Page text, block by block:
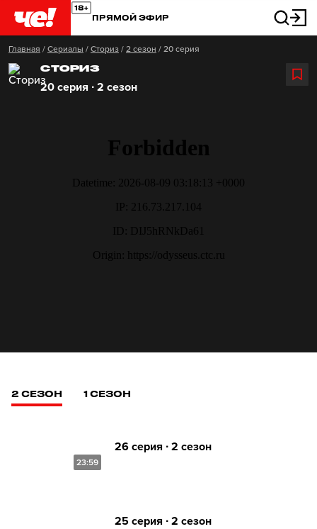
ПРЯМОЙ ЭФИР
Главная / Сериалы / Сториз / 2 сезон / 20 серия
СТОРИЗ
20 серия ∙ 2 сезон
2 СЕЗОН 1 СЕЗОН
23:59
26 серия ∙ 2 сезон
25 серия ∙ 2 сезон